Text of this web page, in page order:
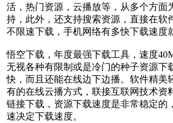
活，热门资源，云播放等，从多个方面
持，此外，还支持搜索资源，直接在软
不限速下载，手机网络有多快下载速度
悟空下载，年度最强下载工具，速度
无视各种有限制或是冷门的种子资源下
快，而且还能在线边下边播。软件精美
有的在线云播方式，联接互联网技术资
链接下载，资源下载速度是非常稳定的
速决定下载速度。